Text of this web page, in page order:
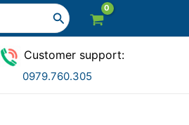
Customer support:
0979.760.305